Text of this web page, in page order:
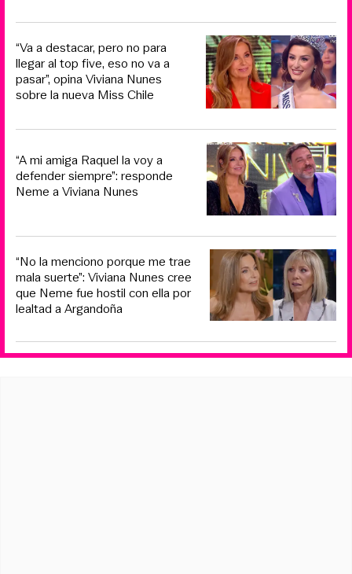
“Va a destacar, pero no para
llegar al top five, eso no va a
pasar”, opina Viviana Nunes
sobre la nueva Miss Chile
“A mi amiga Raquel la voy a
defender siempre”: responde
Neme a Viviana Nunes
“No la menciono porque me trae
mala suerte”: Viviana Nunes cree
que Neme fue hostil con ella por
lealtad a Argandoña